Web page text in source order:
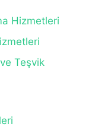
Hizmetleri
Teşvik